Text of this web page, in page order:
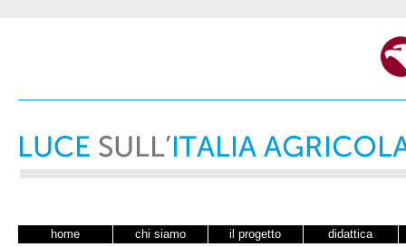
home chi siamo il progetto didattica